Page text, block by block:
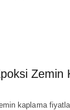
Zemin
kaplama